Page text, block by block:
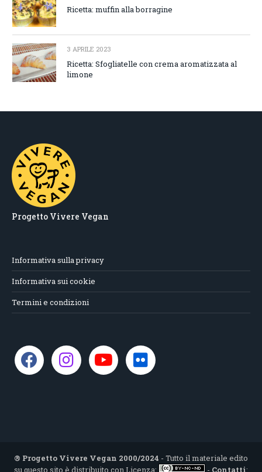
Ricetta: muffin alla borragine
3 APRILE 2023
Ricetta: Sfogliatelle con crema aromatizzata al
limone
Progetto Vivere Vegan
Informativa sulla privacy
Informativa sui cookie
Termini e condizioni
® Progetto Vivere Vegan 2000/2024 - Tutto il materiale edito
su questo sito è distribuito con Licenza:
- Contatti: